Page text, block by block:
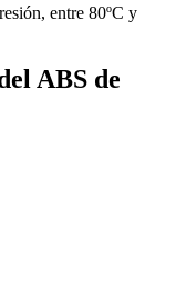
entre 80ºC y
ABS de